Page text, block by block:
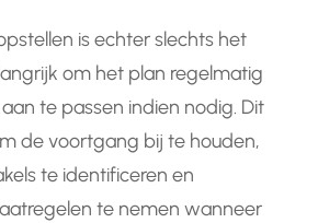
is echter slechts het
om het plan regelmatig
te passen indien nodig. Dit
de voortgang bij te houden,
te identificeren en
te nemen wanneer